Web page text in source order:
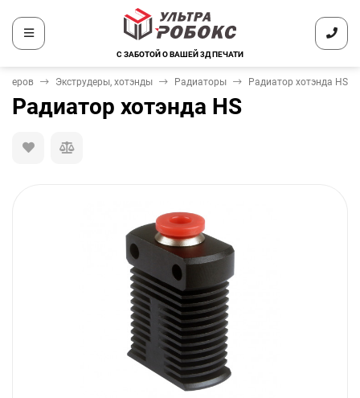
С ЗАБОТОЙ О ВАШЕЙ 3Д ПЕЧАТИ
Экструдеры, хотэнды Радиаторы Радиатор хотэнда HS
Радиатор хотэнда HS